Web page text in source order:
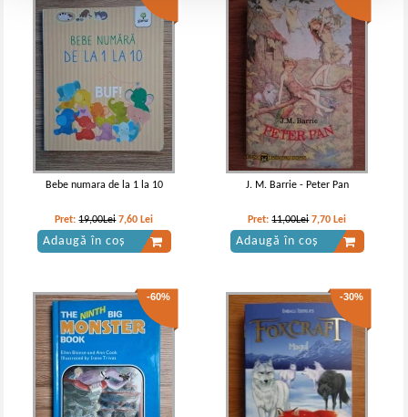
Mark Twain - Aventurile lui Tom
Sawyer
IN STOC
Pret:
11,00Lei 7,70
Adaugă în coș
Mark Twain - Aventurile lui Tom
Sawyer
IN STOC
Pret:10,00Lei6,50Lei
Adaugă în coș
-30%
Mark Twain - Aventurile lui Tom
Sawyer
-30%
Mark Twain - Aventurile lui Tom
Sawyer
Bebe numara de la 1 la 10
Pret:19,00Lei 7,60 Lei
Adaugă în coș
J. M. Barrie - Peter Pan
Pret:11,00Lei 7,70 Lei
Adaugă în coș
-60% -30%